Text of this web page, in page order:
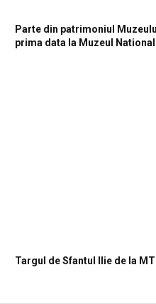
Parte din patrimoniul
prima data la Muzeul
Targul de Sfantul Ilie de la